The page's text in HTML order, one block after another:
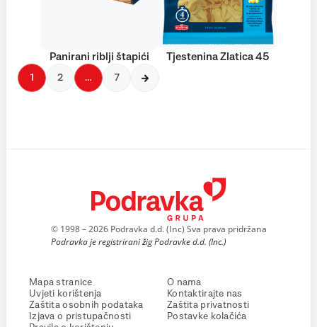
Panirani riblji štapići Tjestenina Zlatica 45
1 2 … 7
© 1998 – 2026 Podravka d.d. (Inc) Sva prava pridržana
Podravka je registrirani žig Podravke d.d. (Inc.)
Mapa stranice
Uvjeti korištenja
Zaštita osobnih podataka
Izjava o pristupačnosti
O nama
Kontaktirajte nas
Zaštita privatnosti
Postavke kolačića